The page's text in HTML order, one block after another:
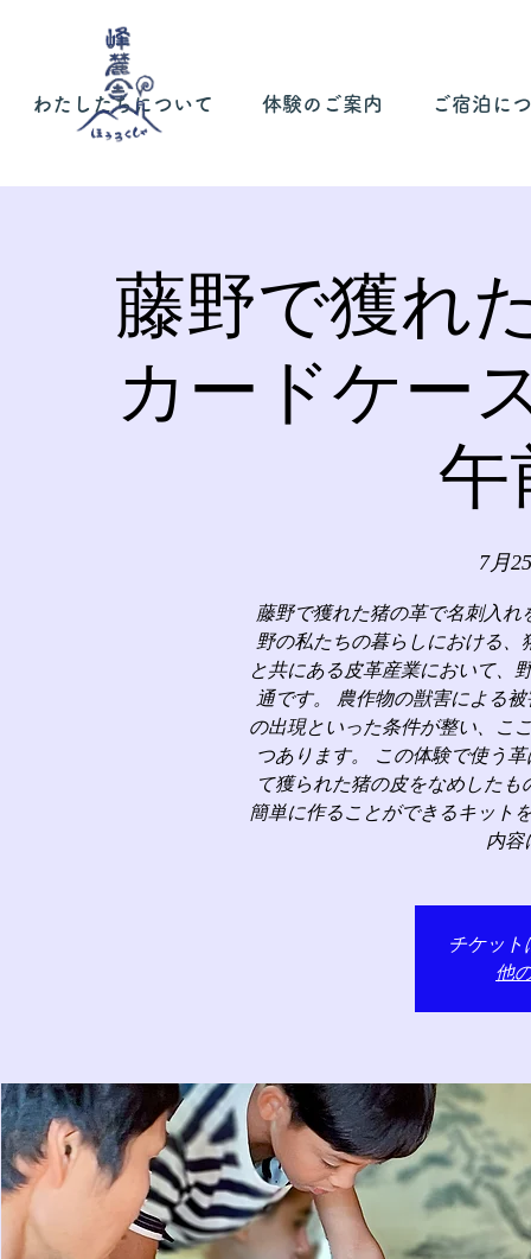
わたしたちについて 体験のご案内 ご宿泊に
藤野で獲れ
カードケー
午
7月
藤野で獲れた猪の革で名刺入
野の私たちの暮らしにおける
と共にある皮革産業において、
通です。 農作物の獣害による
の出現といった条件が整い、こ
つあります。 この体験で使う
て獲られた猪の皮をなめした
簡単に作ることができるキット
内容
チケット
他